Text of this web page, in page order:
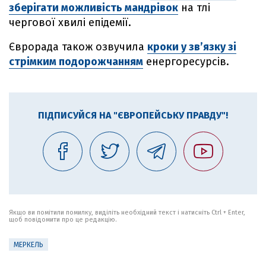
зберігати можливість мандрівок на тлі
чергової хвилі епідемії.
Єврорада також озвучила кроки у зв’язку зі
стрімким подорожчанням енергоресурсів.
ПІДПИСУЙСЯ НА "ЄВРОПЕЙСЬКУ ПРАВДУ"!
Якщо ви помітили помилку, виділіть необхідний текст і натисніть Ctrl + Enter,
щоб повідомити про це редакцію.
МЕРКЕЛЬ